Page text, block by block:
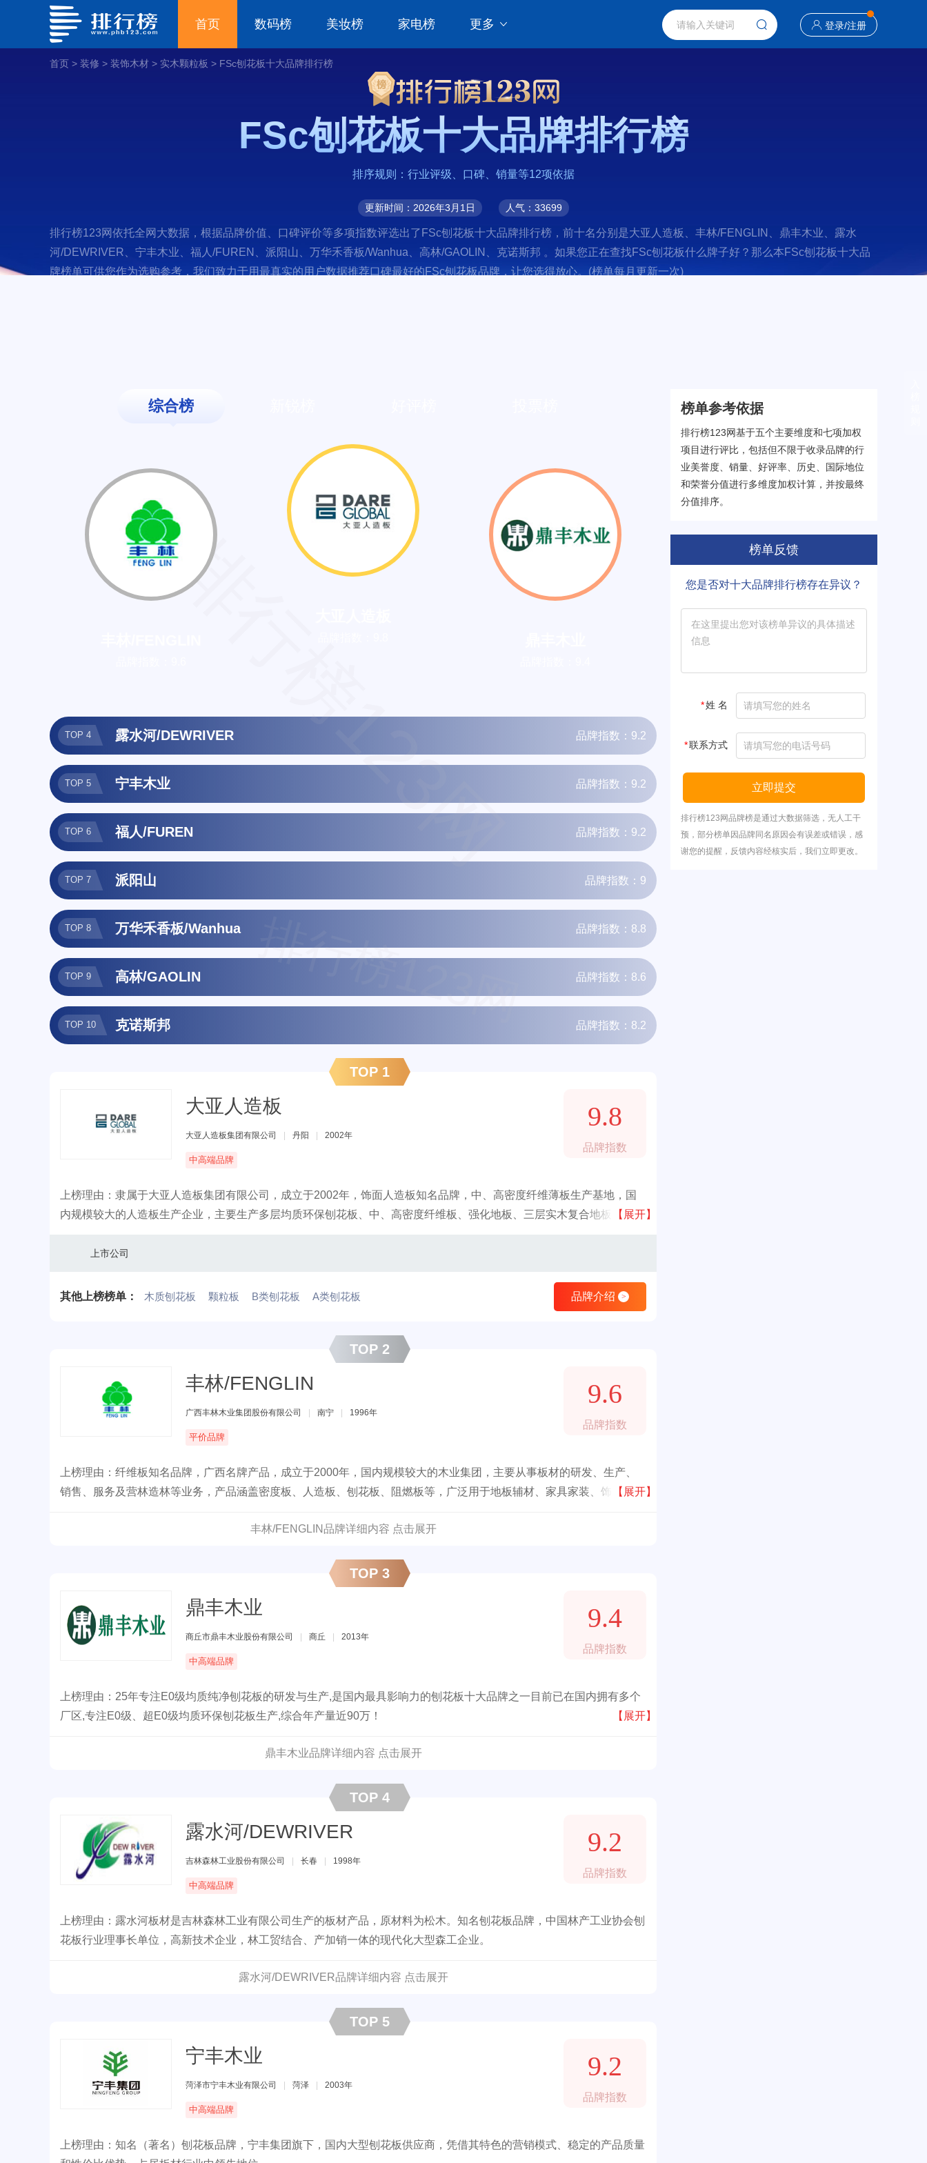
首页 数码榜 美妆榜 家电榜 更多 登录/注册
首页 > 装修 > 装饰木材 > 实木颗粒板 > FSc刨花板十大品牌排行榜
FSc刨花板十大品牌排行榜
排序规则：行业评级、口碑、销量等12项依据
更新时间：2026年3月1日 人气：33699
排行榜123网依托全网大数据，根据品牌价值、口碑评价等多项指数评选出了FSc刨花板十大品牌排行榜，前十名分别是大亚人造板、丰林/FENGLIN、鼎丰木业、露水
河/DEWRIVER、宁丰木业、福人/FUREN、派阳山、万华禾香板/Wanhua、高林/GAOLIN、克诺斯邦 。如果您正在查找FSc刨花板什么牌子好？那么本FSc刨花板十大品
牌榜单可供您作为选购参考，我们致力于用最真实的用户数据推荐口碑最好的FSc刨花板品牌，让您选得放心。(榜单每月更新一次)
综合榜
TOP 4 露水河/DEWRIVER 品牌指数：9.2
TOP 5 宁丰木业 品牌指数：9.2
TOP 6 福人/FUREN 品牌指数：9.2
TOP 7 派阳山 品牌指数：9
TOP 8 万华禾香板/Wanhua 品牌指数：8.8
TOP 9 高林/GAOLIN 品牌指数：8.6
TOP 10 克诺斯邦 品牌指数：8.2
TOP 1
大亚人造板
大亚人造板集团有限公司 丹阳 2002年
中高端品牌
9.8
品牌指数
上榜理由：隶属于大亚人造板集团有限公司，成立于2002年，饰面人造板知名品牌，中、高密度纤维薄板生产基地，国
内规模较大的人造板生产企业，主要生产多层均质环保刨花板、中、高密度纤维板、强化地板、三层实木复合地板、高档
【展开】
上市公司
其他上榜榜单： 木质刨花板 颗粒板 B类刨花板 A类刨花板 品牌介绍 >
TOP 2
丰林/FENGLIN
广西丰林木业集团股份有限公司 南宁 1996年
平价品牌
9.6
品牌指数
上榜理由：纤维板知名品牌，广西名牌产品，成立于2000年，国内规模较大的木业集团，主要从事板材的研发、生产、
销售、服务及营林造林等业务，产品涵盖密度板、人造板、刨花板、阻燃板等，广泛用于地板辅材、家具家装、饰面基【展开】
丰林/FENGLIN品牌详细内容 点击展开
TOP 3
鼎丰木业
商丘市鼎丰木业股份有限公司 商丘 2013年
中高端品牌
9.4
品牌指数
上榜理由：25年专注E0级均质纯净刨花板的研发与生产,是国内最具影响力的刨花板十大品牌之一目前已在国内拥有多个
厂区,专注E0级、超E0级均质环保刨花板生产,综合年产量近90万！
【展开】
鼎丰木业品牌详细内容 点击展开
TOP 4
露水河/DEWRIVER
吉林森林工业股份有限公司 长春 1998年
中高端品牌
9.2
品牌指数
上榜理由：露水河板材是吉林森林工业有限公司生产的板材产品，原材料为松木。知名刨花板品牌，中国林产工业协会刨
花板行业理事长单位，高新技术企业，林工贸结合、产加销一体的现代化大型森工企业。
露水河/DEWRIVER品牌详细内容 点击展开
TOP 5
宁丰木业
菏泽市宁丰木业有限公司 菏泽 2003年
中高端品牌
9.2
品牌指数
上榜理由：知名（著名）刨花板品牌，宁丰集团旗下，国内大型刨花板供应商，凭借其特色的营销模式、稳定的产品质量
排行榜123网
排行榜123网
榜单参考依据
排行榜123网基于五个主要维度和七项加权
项目进行评比，包括但不限于收录品牌的行
业美誉度、销量、好评率、历史、国际地位
和荣誉分值进行多维度加权计算，并按最终
分值排序。
榜单反馈
您是否对十大品牌排行榜存在异议？
*姓 名
*联系方式
立即提交
排行榜123网品牌榜是通过大数据筛选，无人工干
预，部分榜单因品牌同名原因会有误差或错误，感
谢您的提醒，反馈内容经核实后，我们立即更改。